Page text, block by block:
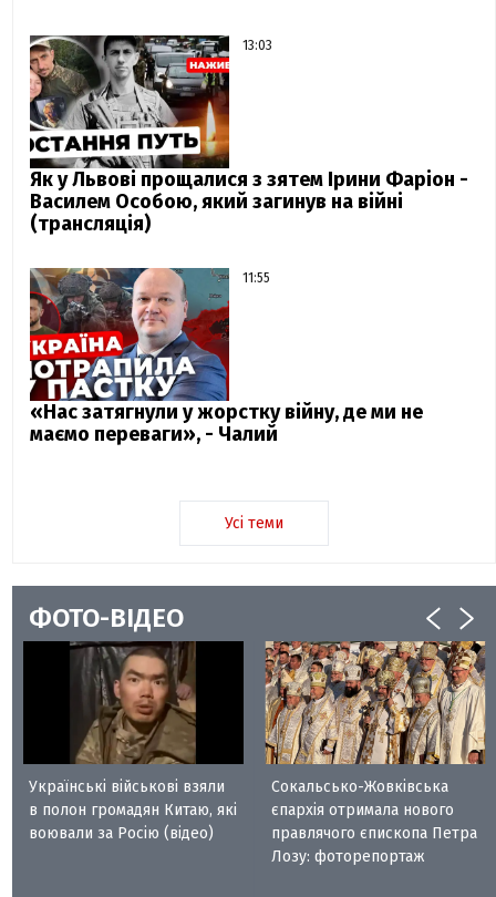
13:03
Як у Львові прощалися з зятем Ірини Фаріон -
Василем Особою, який загинув на війні
(трансляція)
11:55
«Нас затягнули у жорстку війну, де ми не
маємо переваги», - Чалий
Усі теми
ФОТО-ВІДЕО
Українські військові взяли
в полон громадян Китаю, які
воювали за Росію (відео)
Сокальсько-Жовківська
єпархія отримала нового
правлячого єпископа Петра
Лозу: фоторепортаж